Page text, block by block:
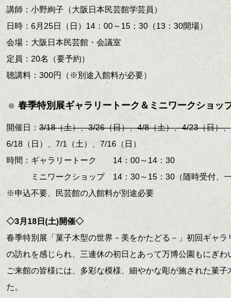
講師：小野絢子（大阪日本民芸館学芸員）
日時：6月25日（日）14：00～15：30（13：30開場）
会場：大阪日本民芸館・会議室
定員：20名（要予約）
聴講料：300円（※別途入館料が必要）
春季特別展ギャラリートーク＆ミニワークショッ
開催日： 3/18（土）、3/26（日）、4/8（土）、4/23（日）
6/18（日）、7/1（土）、7/16（日）
時間：ギャラリートーク 14：00～14：30
ミニワークショップ 14：30～15：30（随時受付、一
※申込不要、民芸館の入館料が別途必要
◇3月18日(土)開催◇
春季特別展「菓子木型の世界－美をかたどる－」初回ギャ
の訪れを感じられ、三連休の初日とあって万博公園もにぎわ
ご来館の皆様には、多彩な模様、細やかな彫が施された菓
た。